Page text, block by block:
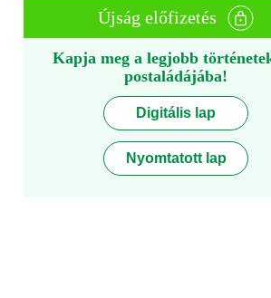
Újság előfizetés
Kapja meg a legjobb
postaládájába!
Digitális lap
Nyomtatott lap